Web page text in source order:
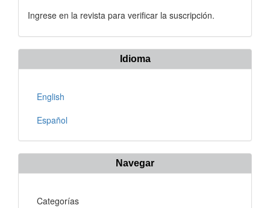
Ingrese en la revista para verificar la suscripción.
Idioma
English
Español
Navegar
Categorías